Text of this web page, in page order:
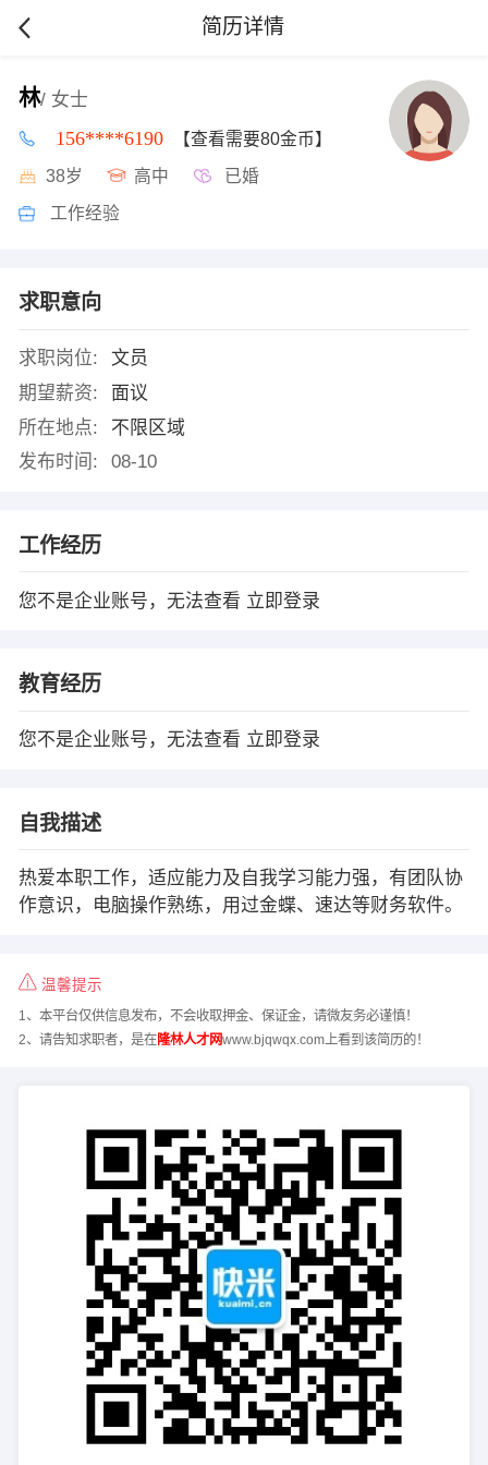
简历详情
林/ 女士
156****6190 【查看需要80金币】
38岁 高中 已婚
工作经验
求职意向
求职岗位:
文员
期望薪资:
面议
所在地点:
不限区域
发布时间:
08-10
工作经历
您不是企业账号，无法查看 立即登录
教育经历
您不是企业账号，无法查看 立即登录
自我描述
热爱本职工作，适应能力及自我学习能力强，有团队协
作意识，电脑操作熟练，用过金蝶、速达等财务软件。
温馨提示
1、本平台仅供信息发布，不会收取押金、保证金，请微友务必谨慎！
2、请告知求职者，是在隆林人才网www.bjqwqx.com上看到该简历的！